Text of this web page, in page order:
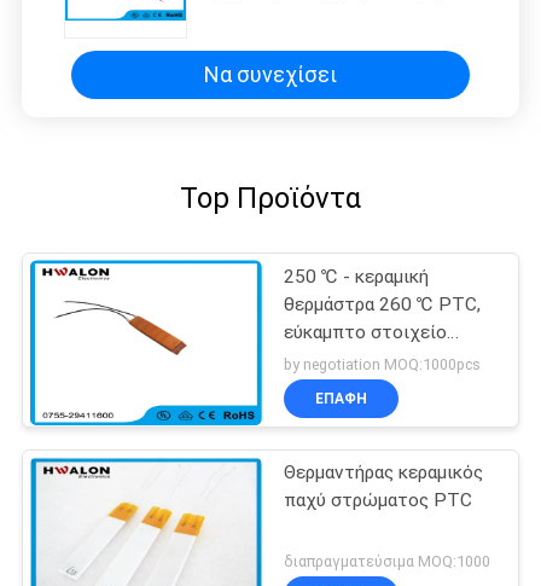
Να συνεχίσει
Top Προϊόντα
250 ℃ - κεραμική
θερμάστρα 260 ℃ PTC,
εύκαμπτο στοιχείο
θέρμανσης για τη
συνέλευση θερμαστρών
by negotiation MOQ:1000pcs
ΕΠΑΦΉ
Θερμαντήρας κεραμικός
παχύ στρώματος PTC
διαπραγματεύσιμα MOQ:1000